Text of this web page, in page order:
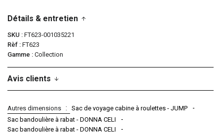
Détails & entretien
SKU
FT623-001035221
Rèf FT623
Gamme
Collection
Avis clients
Autres dimensions
Sac de voyage cabine à roulettes - JUMP
Sac bandoulière à rabat - DONNA CELI
Sac bandoulière à rabat - DONNA CELI